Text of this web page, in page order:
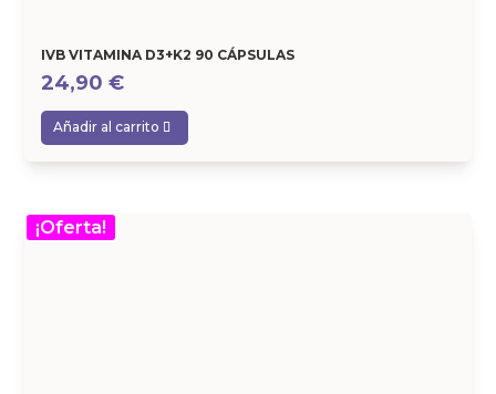
IVB VITAMINA D3+K2 90 CÁPSULAS
24,90€
Añadir al carrito
¡Oferta!